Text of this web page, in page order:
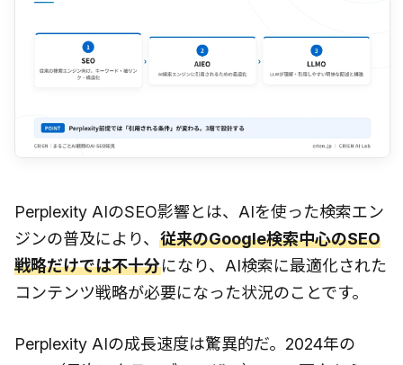
Perplexity AIのSEO影響とは、AIを使った検索エン
ジンの普及により、 従来のGoogle検索中心のSEO
戦略だけでは不十分になり、AI検索に最適化された
コンテンツ戦略が必要になった状況のことです。
Perplexity AIの成長速度は驚異的だ。2024年の